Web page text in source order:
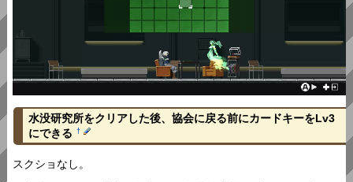
水没研究所をクリアした後、協会に戻る前にカードキーをLv3
にできる †
スクショなし。